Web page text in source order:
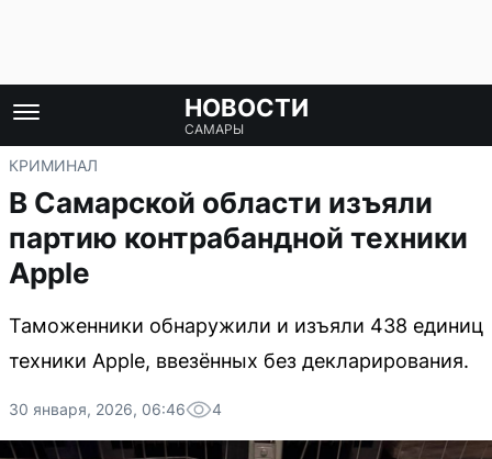
НОВОСТИ
САМАРЫ
КРИМИНАЛ
В Самарской области изъяли
партию контрабандной техники
Apple
Таможенники обнаружили и изъяли 438 единиц
техники Apple, ввезённых без декларирования.
30 января, 2026, 06:46 4